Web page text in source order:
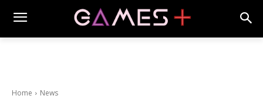
Home News